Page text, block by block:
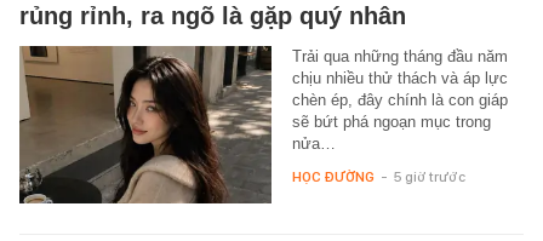
rủng rỉnh, ra ngõ là gặp quý nhân
Trải qua những tháng đầu năm
chịu nhiều thử thách và áp lực
chèn ép, đây chính là con giáp
sẽ bứt phá ngoạn mục trong
nửa…
HỌC ĐƯỜNG - 5 giờ trước